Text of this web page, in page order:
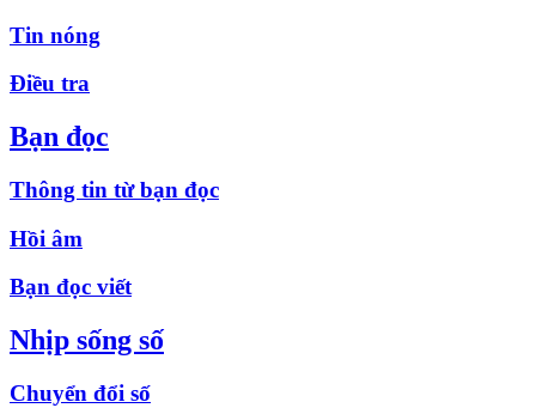
Tin nóng
Điều tra
Bạn đọc
Thông tin từ bạn đọc
Hồi âm
Bạn đọc viết
Nhịp sống số
Chuyển đổi số